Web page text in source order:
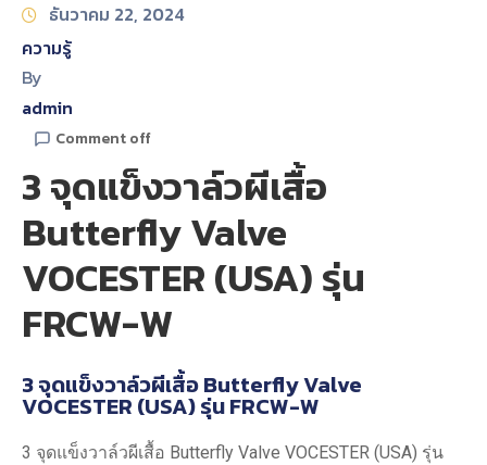
ธันวาคม 22, 2024
ความรู้
By
admin
Comment off
3 จุดแข็งวาล์วผีเสื้อ
Butterfly Valve
VOCESTER (USA) รุ่น
FRCW-W
3 จุดแข็งวาล์วผีเสื้อ Butterfly Valve
VOCESTER (USA) รุ่น FRCW-W
3 จุดแข็งวาล์วผีเสื้อ Butterfly Valve VOCESTER (USA) รุ่น